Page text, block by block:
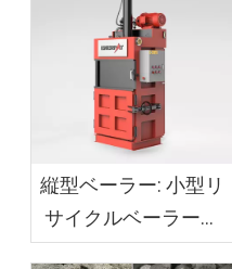
縦型ベーラー: 小型リ
サイクルベーラーの
コストはいくらです